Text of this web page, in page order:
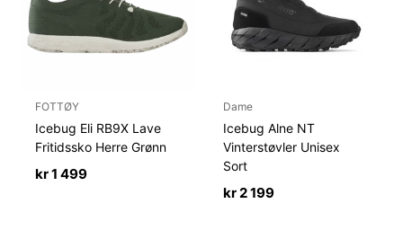
FOTTØY
Icebug Eli RB9X Lave
Fritidssko Herre Grønn
kr1 499
Dame
Icebug Alne NT
Vinterstøvler Unisex
Sort
kr2 199